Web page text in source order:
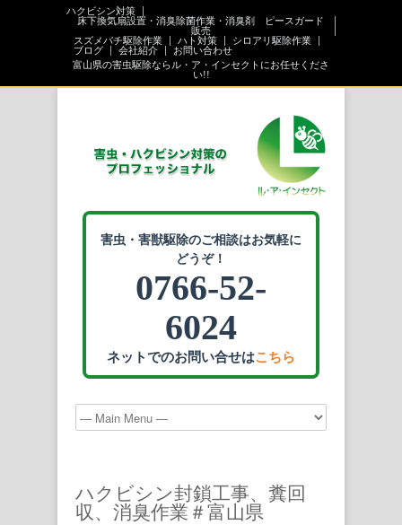
ハクビシン対策
床下換気扇設置・消臭除菌作業・消臭剤 ピースガード
販売
スズメバチ駆除作業
ハト対策
シロアリ駆除作業
ブログ
会社紹介
お問い合わせ
富山県の害虫駆除ならル・ア・インセクトにお任せくださ
い!!
害虫・害獣駆除のご相談はお気軽に
どうぞ！
0766-52-
6024
ネットでのお問い合せはこちら
ハクビシン封鎖工事、糞回
収、消臭作業＃富山県